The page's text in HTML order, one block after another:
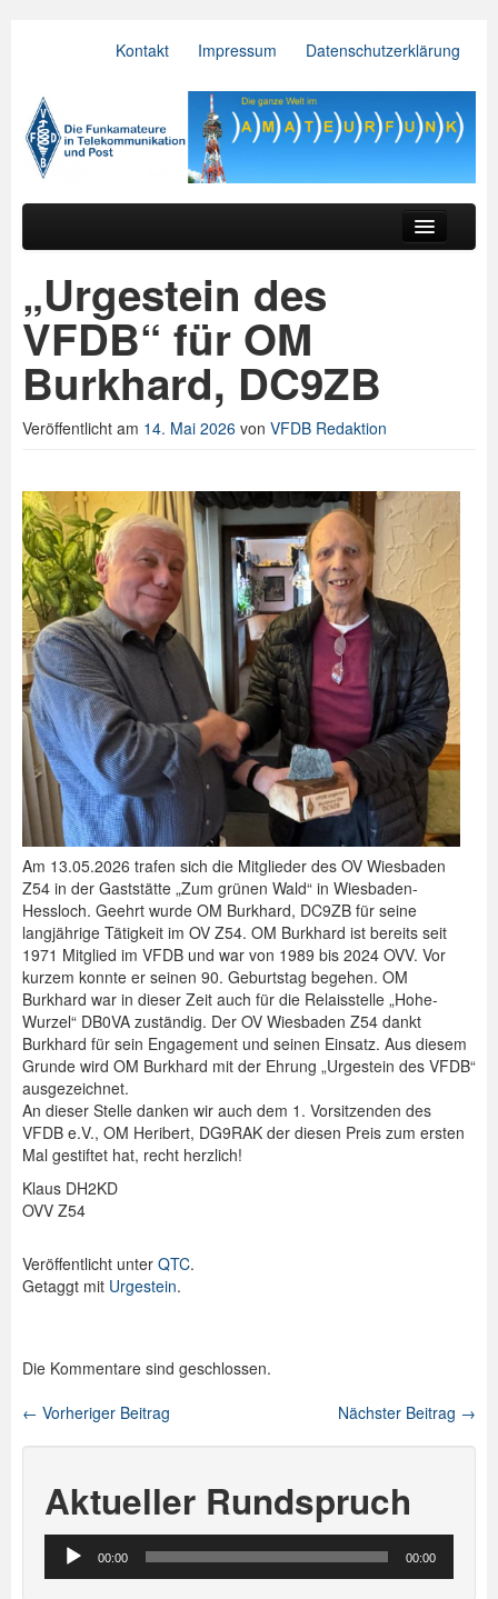
Kontakt Impressum Datenschutzerklärung
VFDB e.V.
Hauptmenü
Der Verein
Referate
BV & OV
Relais
Downloads
Spenden
Login
„Urgestein des
VFDB“ für OM
Burkhard, DC9ZB
Veröffentlicht am 14. Mai 2026 von VFDB Redaktion
Am 13.05.2026 trafen sich die Mitglieder des OV Wiesbaden
Z54 in der Gaststätte „Zum grünen Wald“ in Wiesbaden-
Hessloch. Geehrt wurde OM Burkhard, DC9ZB für seine
langjährige Tätigkeit im OV Z54. OM Burkhard ist bereits seit
1971 Mitglied im VFDB und war von 1989 bis 2024 OVV. Vor
kurzem konnte er seinen 90. Geburtstag begehen. OM
Burkhard war in dieser Zeit auch für die Relaisstelle „Hohe-
Wurzel“ DB0VA zuständig. Der OV Wiesbaden Z54 dankt
Burkhard für sein Engagement und seinen Einsatz. Aus diesem
Grunde wird OM Burkhard mit der Ehrung „Urgestein des VFDB“
ausgezeichnet.
An dieser Stelle danken wir auch dem 1. Vorsitzenden des
VFDB e.V., OM Heribert, DG9RAK der diesen Preis zum ersten
Mal gestiftet hat, recht herzlich!
Klaus DH2KD
OVV Z54
Veröffentlicht unter QTC.
Getaggt mit Urgestein.
Die Kommentare sind geschlossen.
Beitragsnavigation
Nächster Beitrag →
← Vorheriger Beitrag
Aktueller Rundspruch
Audio-
Player
00:00 00:00